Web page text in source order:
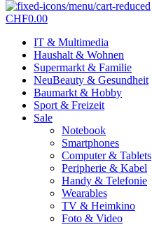
CHF0.00
IT & Multimedia
Haushalt & Wohnen
Supermarkt & Familie
NeuBeauty & Gesundheit
Baumarkt & Hobby
Sport & Freizeit
Sale
Notebook
Smartphones
Computer & Tablets
Peripherie & Kabel
Handy & Telefonie
Wearables
TV & Heimkino
Foto & Video